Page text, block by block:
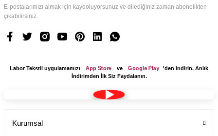
E-postalarımızı almak için kaydoluyorsunuz ve dilediğiniz zaman abonelikten
çıkabilirsiniz.
Labor Tekstil uygulamamızı App Store ve Google Play
'den indirin. Anlık
İndirimden İlk Siz Faydalanın.
Kurumsal